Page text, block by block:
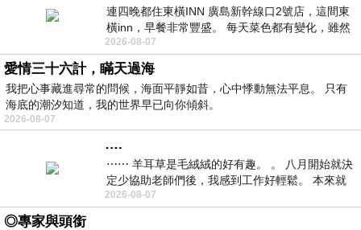
連四晚都住東橫INN 廣島新幹線口2號店，這間東
橫inn，早餐非常豐盛。 每天菜色都有變化，雖然
看到工作人員拿出料理包加熱，但
2026-08-07
愛情三十六計，瞞天過海
我把心事藏進尋常的問候，海面平靜如昔，心中悸動無法平息。 只有
海底的潮汐知道，我的世界早已向你傾斜。
2026-08-07
….
⋯⋯ 羊耳草是毛絨絨的好有趣。 。 八月開始就決
定少協助老師們後，我感到工作好輕鬆。 本來就
不是我的工作啊。 真
2026-08-07
◎專家與頭銜